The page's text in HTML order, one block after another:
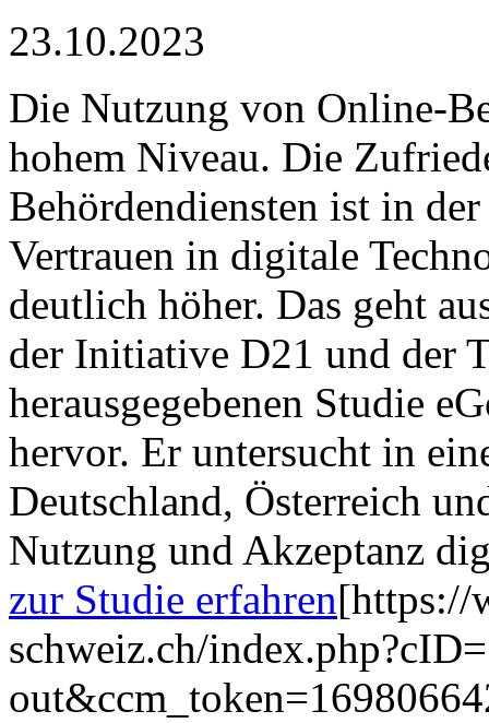
23.10.2023
Die Nutzung von Online-
hohem Niveau. Die
Behördendiensten ist in
Vertrauen in digitale
deutlich höher. Das geht
der Initiative D21 und der
herausgegebenen Studie
hervor. Er untersucht in
Deutschland, Österreich
Nutzung und Akzeptanz
zur Studie erfahren[https://
schweiz.ch/